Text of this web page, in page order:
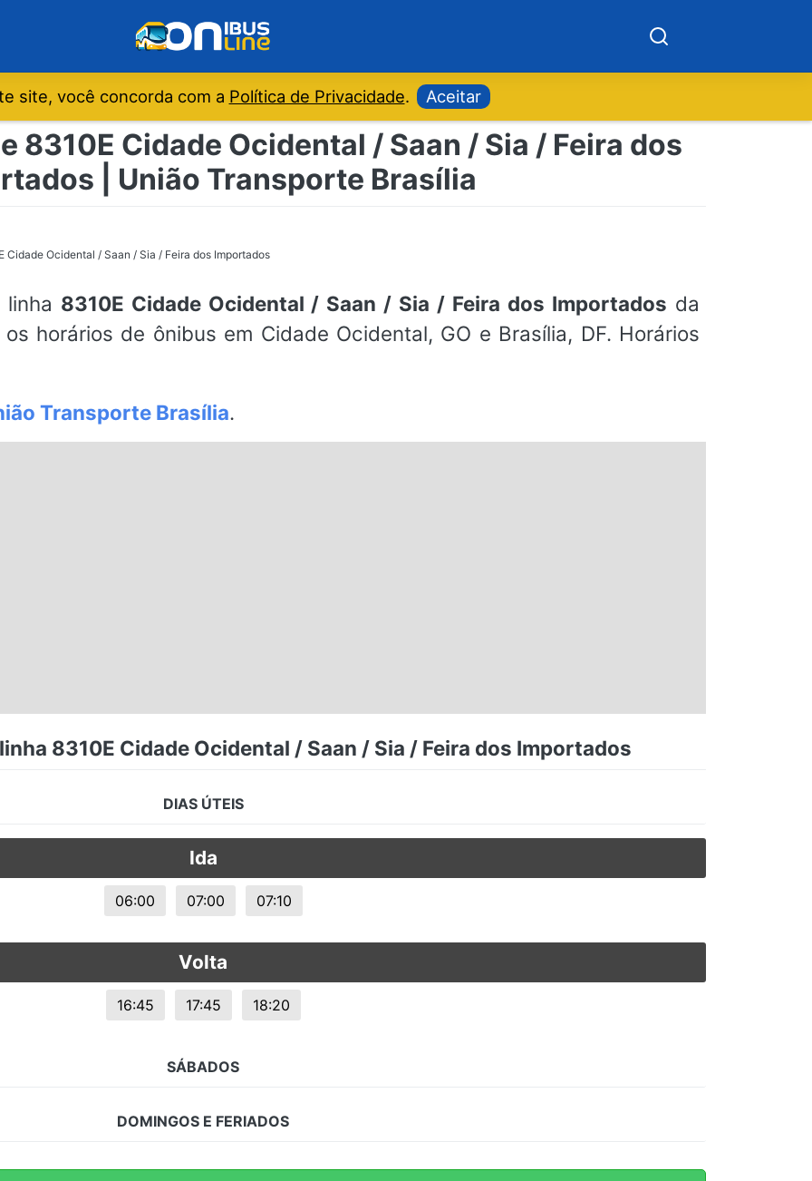
site, você concorda com a Política de Privacidade. Aceitar
8310E Cidade Ocidental / Saan / Sia / Feira dos
| União Transporte Brasília
Cidade Ocidental / Saan / Sia / Feira dos Importados
8310E Cidade Ocidental / Saan / Sia / Feira dos Importados da
horários de ônibus em Cidade Ocidental, GO e Brasília, DF. Horários
Transporte Brasília.
8310E Cidade Ocidental / Saan / Sia / Feira dos Importados
DIAS ÚTEIS
Ida
06:00 07:00 07:10
Volta
16:45 17:45 18:20
SÁBADOS
DOMINGOS E FERIADOS